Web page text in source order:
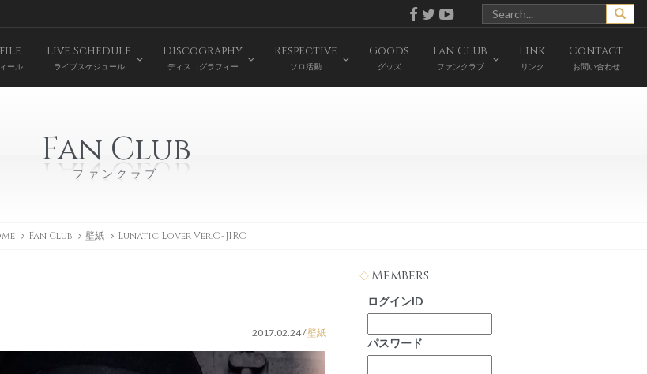
ール
Live Schedule
ライブスケジュール
Discography
ディスコグラフィー
Respective
ソロ活動
Goods
グッズ
Fan Club
ファンクラブ
Link
リンク
Contact
お問い合わせ
Fan Club
ファンクラブ
Fan Club 壁紙 Lunatic Lover Ver.O-JIRO
2017.02.24/壁紙
Members
ログインID
パスワード